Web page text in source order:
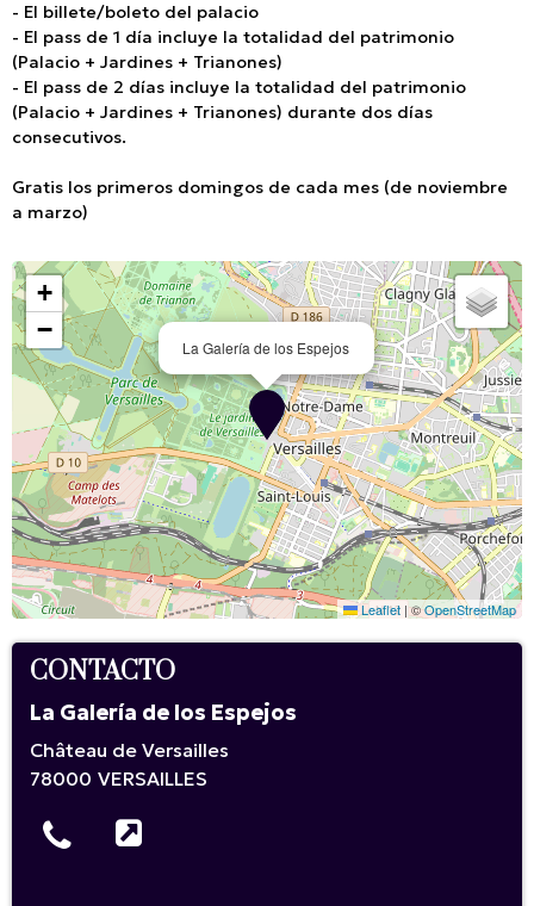
- El billete/boleto del palacio
- El pass de 1 día incluye la totalidad del patrimonio
(Palacio + Jardines + Trianones)
- El pass de 2 días incluye la totalidad del patrimonio
(Palacio + Jardines + Trianones) durante dos días
consecutivos.
Gratis los primeros domingos de cada mes (de noviembre
a marzo)
La Galería de los Espejos
+
−
Leaflet |©OpenStreetMap
CONTACTO
La Galería de los Espejos
Château de Versailles
78000 VERSAILLES